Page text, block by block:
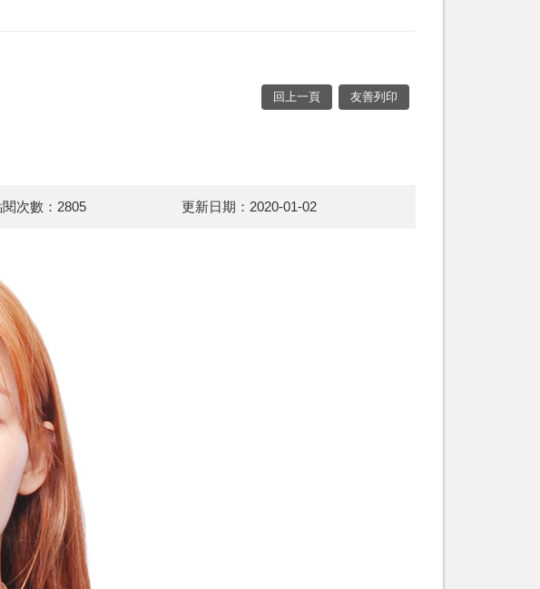
回上一頁 友善列印
次數：2805 更新日期：2020-01-02